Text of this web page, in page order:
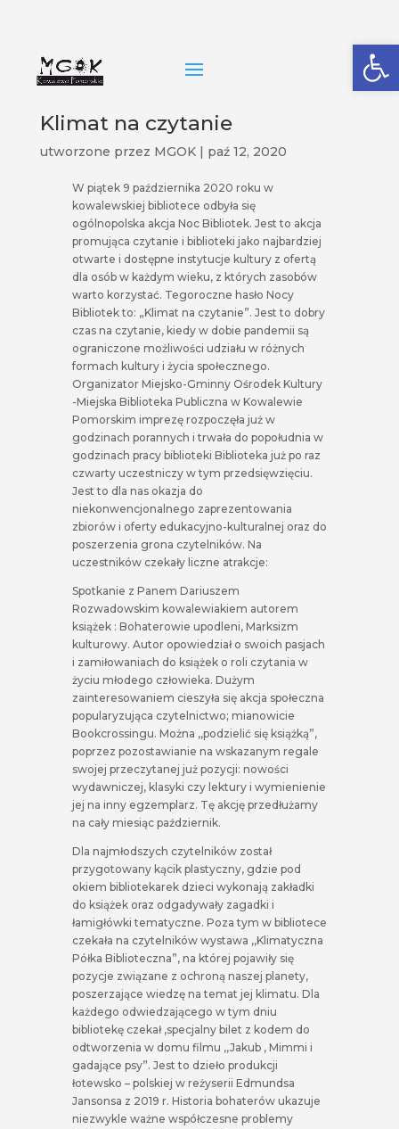
Klimat na czytanie
utworzone przez MGOK| paź 12, 2020
W piątek 9 października 2020 roku w
kowalewskiej bibliotece odbyła się
ogólnopolska akcja Noc Bibliotek. Jest to akcja
promująca czytanie i biblioteki jako najbardziej
otwarte i dostępne instytucje kultury z ofertą
dla osób w każdym wieku, z których zasobów
warto korzystać. Tegoroczne hasło Nocy
Bibliotek to: „Klimat na czytanie”. Jest to dobry
czas na czytanie, kiedy w dobie pandemii są
ograniczone możliwości udziału w różnych
formach kultury i życia społecznego.
Organizator Miejsko-Gminny Ośrodek Kultury
-Miejska Biblioteka Publiczna w Kowalewie
Pomorskim imprezę rozpoczęła już w
godzinach porannych i trwała do popołudnia w
godzinach pracy biblioteki Biblioteka już po raz
czwarty uczestniczy w tym przedsięwzięciu.
Jest to dla nas okazja do
niekonwencjonalnego zaprezentowania
zbiorów i oferty edukacyjno-kulturalnej oraz do
poszerzenia grona czytelników. Na
uczestników czekały liczne atrakcje:
Spotkanie z Panem Dariuszem
Rozwadowskim kowalewiakiem autorem
książek : Bohaterowie upodleni, Marksizm
kulturowy. Autor opowiedział o swoich pasjach
i zamiłowaniach do książek o roli czytania w
życiu młodego człowieka. Dużym
zainteresowaniem cieszyła się akcja społeczna
popularyzująca czytelnictwo; mianowicie
Bookcrossingu. Można ,,podzielić się książką”,
poprzez pozostawianie na wskazanym regale
swojej przeczytanej już pozycji: nowości
wydawniczej, klasyki czy lektury i wymienienie
jej na inny egzemplarz. Tę akcję przedłużamy
na cały miesiąc październik.
Dla najmłodszych czytelników został
przygotowany kącik plastyczny, gdzie pod
okiem bibliotekarek dzieci wykonają zakładki
do książek oraz odgadywały zagadki i
łamigłówki tematyczne. Poza tym w bibliotece
czekała na czytelników wystawa ,,Klimatyczna
Półka Biblioteczna”, na której pojawiły się
pozycje związane z ochroną naszej planety,
poszerzające wiedzę na temat jej klimatu. Dla
każdego odwiedzającego w tym dniu
bibliotekę czekał ,specjalny bilet z kodem do
odtworzenia w domu filmu ,,Jakub , Mimmi i
gadające psy”. Jest to dzieło produkcji
łotewsko – polskiej w reżyserii Edmundsa
Jansonsa z 2019 r. Historia bohaterów ukazuje
niezwykle ważne współczesne problemy